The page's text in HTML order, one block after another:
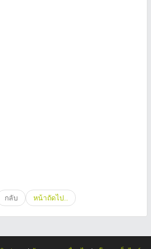
กลับ หน้าถัดไป..